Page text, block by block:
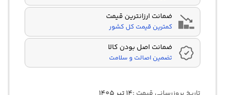
ضمانت ارزانترین قیمت
کمترین قیمت کل کشور
ضمانت اصل بودن کالا
تضمین اصالت و سلامت